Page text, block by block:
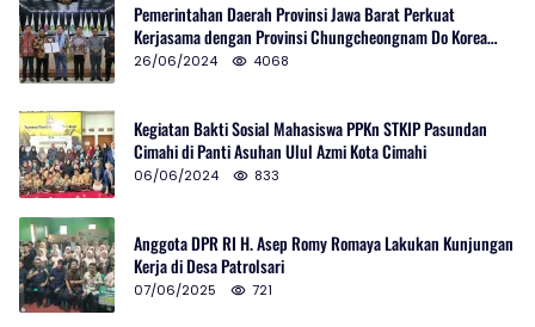
Pemerintahan Daerah Provinsi Jawa Barat Perkuat
Kerjasama dengan Provinsi Chungcheongnam Do Korea
Selatan
26/06/2024 4068
Kegiatan Bakti Sosial Mahasiswa PPKn STKIP Pasundan
Cimahi di Panti Asuhan Ulul Azmi Kota Cimahi
06/06/2024 833
Anggota DPR RI H. Asep Romy Romaya Lakukan Kunjungan
Kerja di Desa Patrolsari
07/06/2025 721